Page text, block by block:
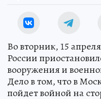
Во вторник, 15
России
вооружения и
Дело в том, что в
пойдет войной на